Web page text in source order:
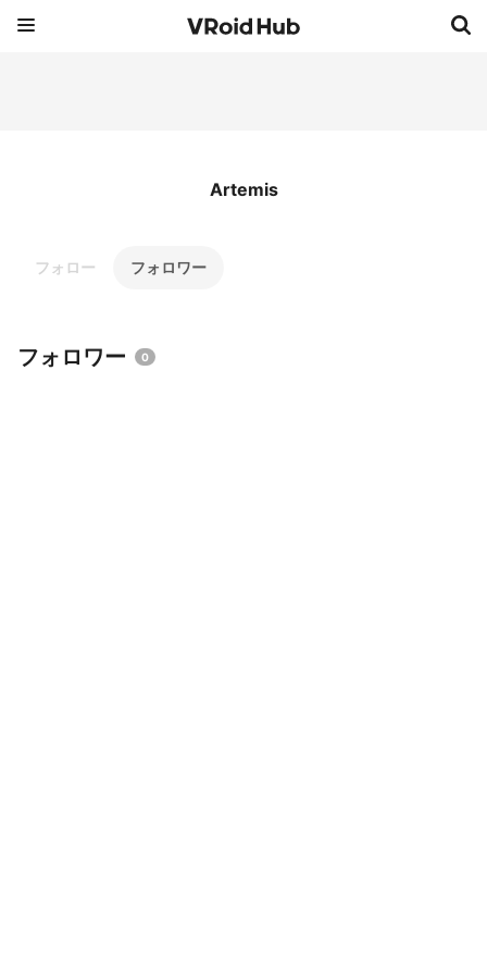
Artemis
フォロー フォロワー
フォロワー 0